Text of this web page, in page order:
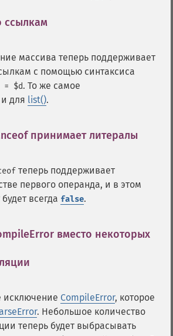
ссылкам
массива теперь поддерживает
с помощью синтаксиса
$d. То же самое
для list().
принимает литералы
теперь поддерживает
первого операнда, и в этом
всегда false.
вместо некоторых
исключение CompileError, которое
. Небольшое количество
теперь будет выбрасывать